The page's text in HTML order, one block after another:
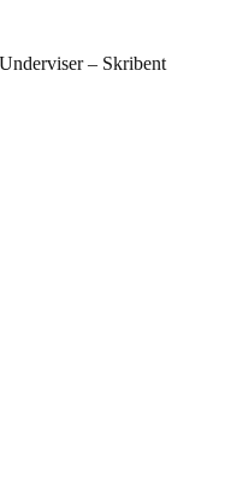
– Skribent